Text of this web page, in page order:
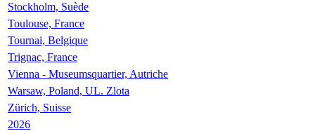
Stockholm, Suède
Toulouse, France
Tournai, Belgique
Trignac, France
Vienna - Museumsquartier, Autriche
Warsaw, Poland, UL. Zlota
Zürich, Suisse
2026